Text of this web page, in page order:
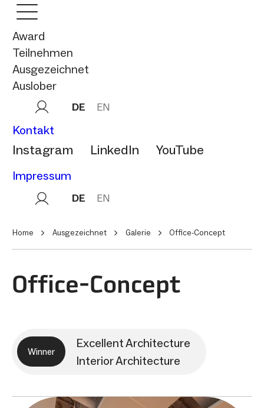
Award
Teilnehmen
Ausgezeichnet
Auslober
DE EN
Kontakt
Instagram LinkedIn YouTube
Impressum
DE EN
Home Ausgezeichnet Galerie Office-Concept
Office-Concept
Winner
Excellent Architecture
Interior Architecture